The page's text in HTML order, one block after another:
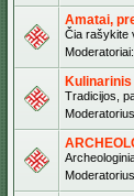
Amatai,
Čia rašykite
Moderatoriai:
Tradicijos,